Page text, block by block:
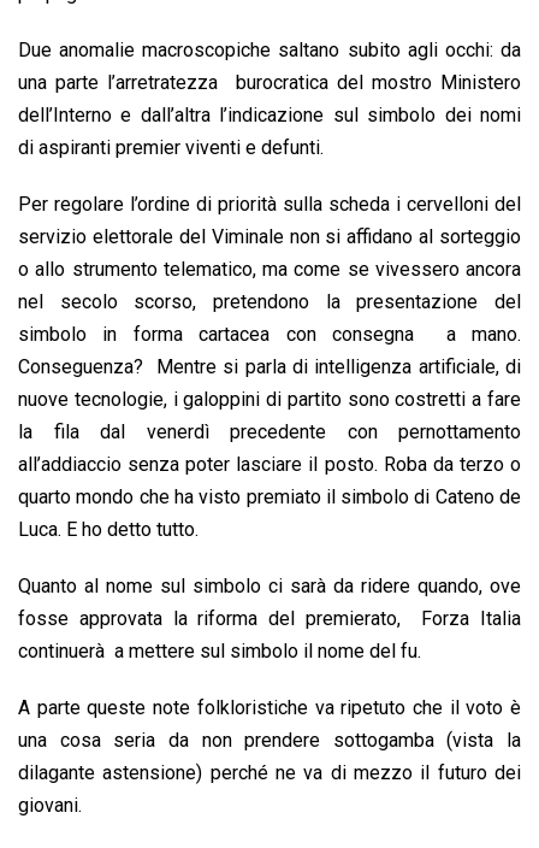
Due anomalie macroscopiche saltano subito agli occhi: da
una parte l’arretratezza burocratica del mostro Ministero
dell’Interno e dall’altra l’indicazione sul simbolo dei nomi
di aspiranti premier viventi e defunti.
Per regolare l’ordine di priorità sulla scheda i cervelloni del
servizio elettorale del Viminale non si affidano al sorteggio
o allo strumento telematico, ma come se vivessero ancora
nel secolo scorso, pretendono la presentazione del
simbolo in forma cartacea con consegna a mano.
Conseguenza? Mentre si parla di intelligenza artificiale, di
nuove tecnologie, i galoppini di partito sono costretti a fare
la fila dal venerdì precedente con pernottamento
all’addiaccio senza poter lasciare il posto. Roba da terzo o
quarto mondo che ha visto premiato il simbolo di Cateno de
Luca. E ho detto tutto.
Quanto al nome sul simbolo ci sarà da ridere quando, ove
fosse approvata la riforma del premierato, Forza Italia
continuerà a mettere sul simbolo il nome del fu.
A parte queste note folkloristiche va ripetuto che il voto è
una cosa seria da non prendere sottogamba (vista la
dilagante astensione) perché ne va di mezzo il futuro dei
giovani.